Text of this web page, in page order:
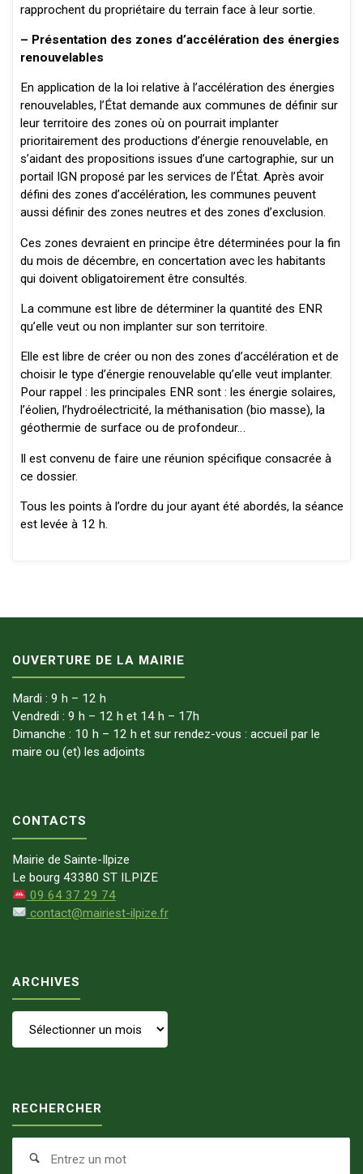
rapprochent du propriétaire du terrain face à leur sortie.
– Présentation des zones d’accélération des énergies
renouvelables
En application de la loi relative à l’accélération des énergies
renouvelables, l’État demande aux communes de définir sur
leur territoire des zones où on pourrait implanter
prioritairement des productions d’énergie renouvelable, en
s’aidant des propositions issues d’une cartographie, sur un
portail IGN proposé par les services de l’État. Après avoir
défini des zones d’accélération, les communes peuvent
aussi définir des zones neutres et des zones d’exclusion.
Ces zones devraient en principe être déterminées pour la fin
du mois de décembre, en concertation avec les habitants
qui doivent obligatoirement être consultés.
La commune est libre de déterminer la quantité des ENR
qu’elle veut ou non implanter sur son territoire.
Elle est libre de créer ou non des zones d’accélération et de
choisir le type d’énergie renouvelable qu’elle veut implanter.
Pour rappel : les principales ENR sont : les énergie solaires,
l’éolien, l’hydroélectricité, la méthanisation (bio masse), la
géothermie de surface ou de profondeur…
Il est convenu de faire une réunion spécifique consacrée à
ce dossier.
Tous les points à l’ordre du jour ayant été abordés, la séance
est levée à 12 h.
OUVERTURE DE LA MAIRIE
Mardi : 9 h – 12 h
Vendredi : 9 h – 12 h et 14 h – 17h
Dimanche : 10 h – 12 h et sur rendez-vous : accueil par le
maire ou (et) les adjoints
CONTACTS
Mairie de Sainte-Ilpize
Le bourg 43380 ST ILPIZE
09 64 37 29 74
contact@mairiest-ilpize.fr
ARCHIVES
RECHERCHER
Search